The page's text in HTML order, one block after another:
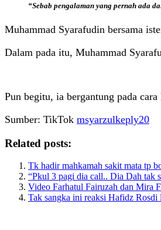
“Sebab pengalaman yang pernah ada
Muhammad Syarafudin bersama
Dalam pada itu, Muhammad
Pun begitu, ia bergantung pada
Sumber: TikTok msyarzulkeply20
Related posts:
Tk hadir mahkamah sakit mata tp
“Pkul 3 pagi dia call.. Dia Dah tak
Video Farhatul Fairuzah dan Mira
Tak sangka ini reaksi Hafidz Rosdi